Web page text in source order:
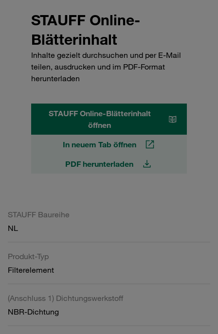
STAUFF Online-
Blätterinhalt
Inhalte gezielt durchsuchen und per E-Mail
teilen, ausdrucken und im PDF-Format
herunterladen
STAUFF Online-Blätterinhalt
öffnen
In neuem Tab öffnen
PDF herunterladen
STAUFF Baureihe
NL
Produkt-Typ
Filterelement
(Anschluss 1) Dichtungswerkstoff
NBR-Dichtung